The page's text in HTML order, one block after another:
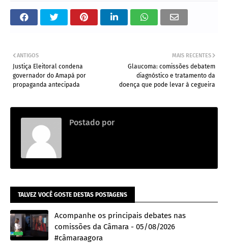
MAIS RECENTES
Glaucoma: comissões debatem
diagnóstico e tratamento da
doença que pode levar à cegueira
ANTIGOS
Justiça Eleitoral condena
governador do Amapá por
propaganda antecipada
Postado por
TALVEZ VOCÊ GOSTE DESTAS POSTAGENS
Acompanhe os principais debates nas
comissões da Câmara - 05/08/2026
#câmaraagora